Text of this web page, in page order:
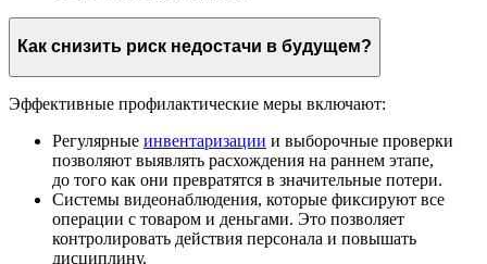
Как снизить риск недостачи в будущем?
Эффективные профилактические меры включают:
Регулярные инвентаризации и выборочные проверки
позволяют выявлять расхождения на раннем этапе,
до того как они превратятся в значительные потери.
Системы видеонаблюдения, которые фиксируют все
операции с товаром и деньгами. Это позволяет
контролировать действия персонала и повышать
дисциплину.